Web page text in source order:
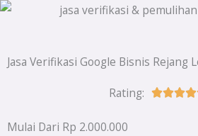
Jasa Verifikasi Google Bisnis Rejang
Rating:

Mulai Dari Rp 2.000.000